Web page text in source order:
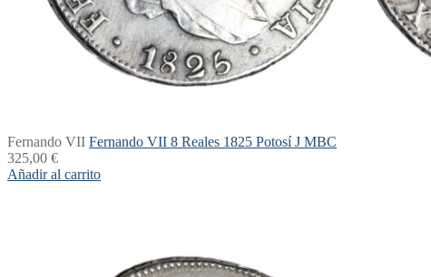
Fernando VII Fernando VII 8 Reales 1825 Potosí J MBC
325,00 €
Añadir al carrito